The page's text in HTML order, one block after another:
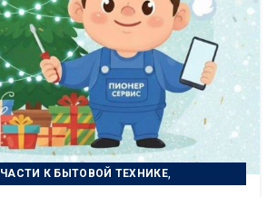
К БЫТОВОЙ ТЕХНИКЕ,